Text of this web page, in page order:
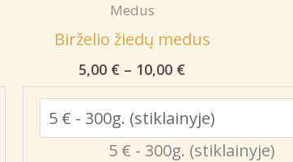
Medus
Birželio žiedų medus
5,00 € – 10,00 €Price
range:
5,00 €
through
10,00 €
5 € - 300g. (stiklainyje)